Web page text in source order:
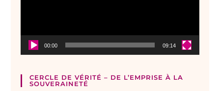
00:00 09:14
CERCLE DE VÉRITÉ – DE L’EMPRISE À LA
SOUVERAINETÉ